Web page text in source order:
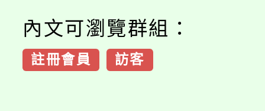
內文可瀏覽群組：
註冊會員 訪客